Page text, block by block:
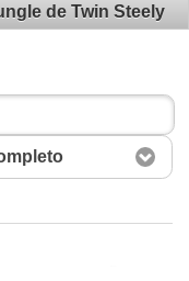
de Twin Steely